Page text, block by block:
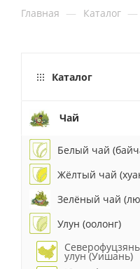
Главная — Каталог —
Каталог
Чай
Белый чай
Жёлтый чай
Зелёный чай
Улун (оолонг)
улун (Уишань)